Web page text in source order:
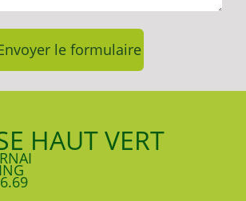
HAUT VERT